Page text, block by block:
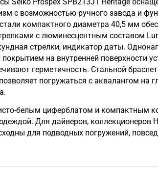
с возможностью ручного завода и
компактного диаметра 40,5 мм
с люминесцентным составом
стрелки, индикатор даты.
на внутренней поверхности
герметичность. Стальной
погружаться с аквалангом
белым циферблатом и компактным
Для дайверов, коллекционеров
для подводных погружений,